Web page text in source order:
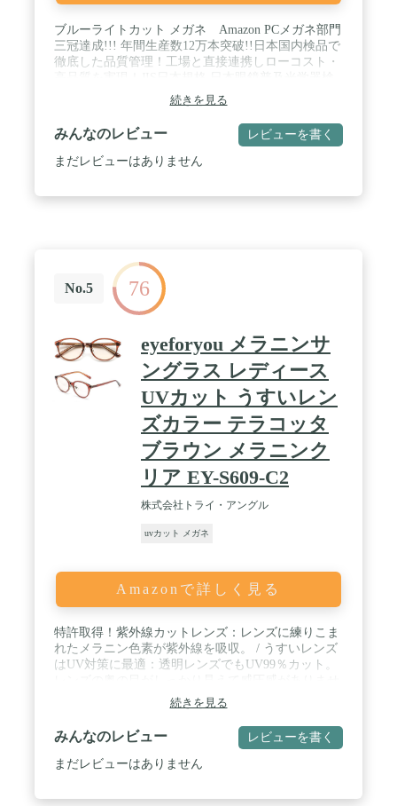
ブルーライトカット メガネ Amazon PCメガネ部門
三冠達成!!! 年間生産数12万本突破!!日本国内検品で
徹底した品質管理！工場と直接連携しローコスト・
査協会にて検査済み! / 【超軽量フレームTR90】軽
量で弾力性に富んだ人気のフレーム素材の一つであ
るTR90を採用しました。 メガネをかけているのを
忘れてしまうくらいの掛け心地と、顔の形・幅に合
わせてしなやかに優しくフィットするので、頭部へ
してもお使いいただけます。 / 【人気定番のウェリ
ントン】普段使いからビジネスシーンまで。 顔の形
を選ばず、フェイスラインをスタイリッシュに引き
締める効果があり、人気のデザインとなっておりま
す。 メンズ・レディースともに馴染みやすいデザイ
ンとなっております。 / 【充実の付属品】PC用メガ
ネ本体・メガネケース・メガネクロス・ブルーライ
トテストキット
続きを見る
みんなのレビュー レビューを書く
まだレビューはありません
No.5 76
eyeforyou メラニンサ
ングラス レディース
UVカット うすいレン
ズカラー テラコッタ
ブラウン メラニンク
リア EY-S609-C2
株式会社トライ・アングル
uvカット メガネ
Amazonで詳しく見る
特許取得！紫外線カットレンズ：レンズに練りこま
れたメラニン色素が紫外線を吸収。 / うすいレンズ
はUV対策に最適：透明レンズでもUV99％カット。
ん。 / ブルーライトカットで見る物がくっきり：散
乱しやすいブルーライトをカットすることで視界が
より鮮明に。 / 肌触りのやさしい天然素材アセテー
ト製フレーム。レンズシェイプはお洒落なボストン
タイプ
続きを見る
みんなのレビュー レビューを書く
まだレビューはありません